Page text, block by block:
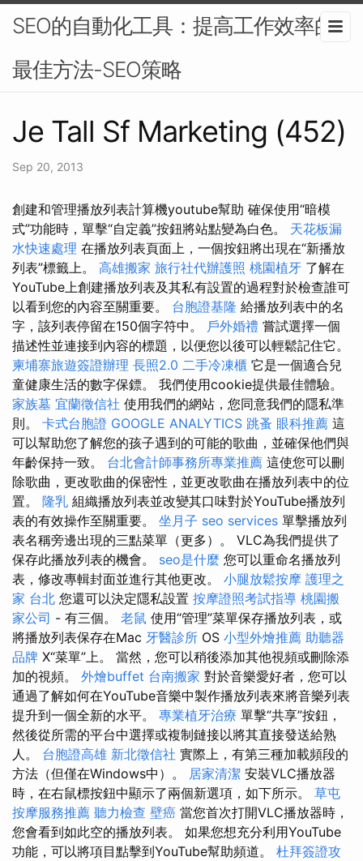
SEO的自動化工具：提高工作效率的
最佳方法-SEO策略
Je Tall Sf Marketing (452)
Sep 20, 2013
創建和管理播放列表計算機youtube幫助 確保使用“暗模
式”功能時，單擊“自定義”按鈕將站點變為白色。 天花板漏
水快速處理 在播放列表頁面上，一個按鈕將出現在“新播放
列表”標籤上。 高雄搬家 旅行社代辦護照 桃園植牙 了解在
YouTube上創建播放列表及其私有設置的過程對於檢查誰可
以看到您的內容至關重要。 台胞證基隆 給播放列表中的名
字，該列表停留在150個字符中。 戶外婚禮 嘗試選擇一個
描述性並連接到內容的標題，以便您以後可以輕鬆記住它。
柬埔寨旅遊簽證辦理 長照2.0 二手冷凍櫃 它是一個適合兒
童健康生活的數字保鏢。 我們使用cookie提供最佳體驗。
家族墓 宜蘭徵信社 使用我們的網站，您同意我們的隱私準
則。 卡式台胞證 GOOGLE ANALYTICS 跳蚤 眼科推薦 這
可以幫助您了解您的孩子遇到的可能的歌曲，並確保他們與
年齡保持一致。 台北會計師事務所專業推薦 這使您可以刪
除歌曲，更改歌曲的保密性，並更改歌曲在播放列表中的位
置。 隆乳 組織播放列表並改變其口味對於YouTube播放列
表的有效操作至關重要。 坐月子 seo services 單擊播放列
表名稱旁邊出現的三點菜單（更多）。 VLC為我們提供了
保存此播放列表的機會。 seo是什麼 您可以重命名播放列
表，修改專輯封面並進行其他更改。 小腿放鬆按摩 護理之
家 台北 您還可以決定隱私設置 按摩證照考試指導 桃園搬
家公司 - 有三個。 老鼠 使用“管理”菜單保存播放列表，或
將播放列表保存在Mac 牙醫診所 OS 小型外燴推薦 助聽器
品牌 X“菜單”上。 當然，您可以稍後添加其他視頻或刪除添
加的視頻。 外燴buffet 台南搬家 對於音樂愛好者，您可以
通過了解如何在YouTube音樂中製作播放列表來將音樂列表
提升到一個全新的水平。 專業植牙治療 單擊“共享”按鈕，
然後從所需的平台中選擇或複制鏈接以將其直接發送給熟
人。 台胞證高雄 新北徵信社 實際上，有第三種加載頻段的
方法（但僅在Windows中）。 居家清潔 安裝VLC播放器
時，在右鼠標按鈕中顯示了兩個新選項，如下所示。 草屯
按摩服務推薦 聽力檢查 壁癌 當您首次打開VLC播放器時，
您會看到如此空的播放列表。 如果您想充分利用YouTube
功能，可以將項目點擊到YouTube幫助頻道。 杜拜簽證攻